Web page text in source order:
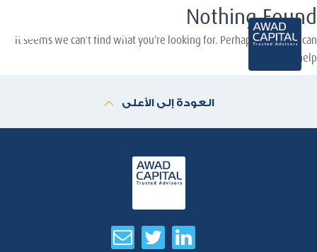
Nothing Found
It seems we can’t find what you’re looking for. Perhaps searching can
help.
العودة إلى الأعلى